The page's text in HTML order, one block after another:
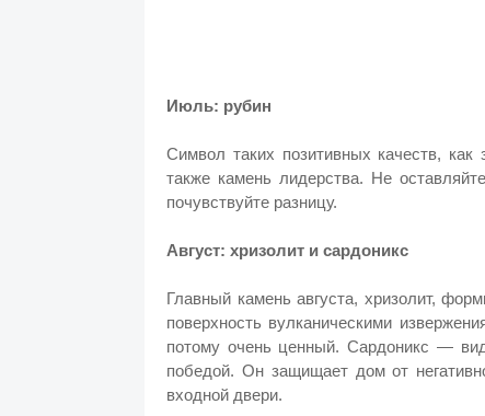
Июль: рубин
Символ таких позитивных качеств,
также камень лидерства. Не
почувствуйте разницу.
Август: хризолит и сардоникс
Главный камень августа, хризолит,
поверхность вулканическими
потому очень ценный. Сардоникс —
победой. Он защищает дом от
входной двери.